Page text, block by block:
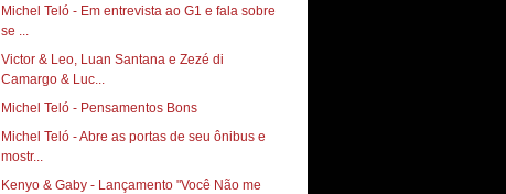
Michel Teló - Em entrevista ao G1 e fala sobre
se ...
Victor & Leo, Luan Santana e Zezé di
Camargo & Luc...
Michel Teló - Pensamentos Bons
Michel Teló - Abre as portas de seu ônibus e
mostr...
Kenyo & Gaby - Lançamento "Você Não me